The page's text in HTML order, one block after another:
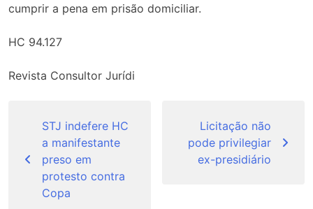
cumprir a pena em prisão domiciliar.
HC 94.127
Revista Consultor Jurídi
Post
STJ indefere HC
a manifestante
preso em
protesto contra
Copa
Licitação não
pode privilegiar
ex-presidiário